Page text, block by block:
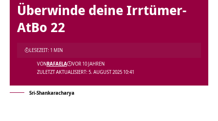
Überwinde deine Irrtümer-
AtBo 22
ZULETZT AKTUALISIERT: 5. AUGUST 2025 10:41
VONRAFAELA VOR 10 JAHREN
LESEZEIT: 1 MIN
Sri-Shankaracharya